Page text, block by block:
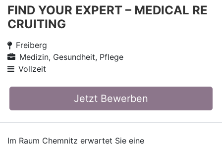
FIND YOUR EXPERT – MEDICAL RE
CRUITING
Freiberg
Medizin, Gesundheit, Pflege
Vollzeit
Jetzt Bewerben
Im Raum Chemnitz erwartet Sie eine